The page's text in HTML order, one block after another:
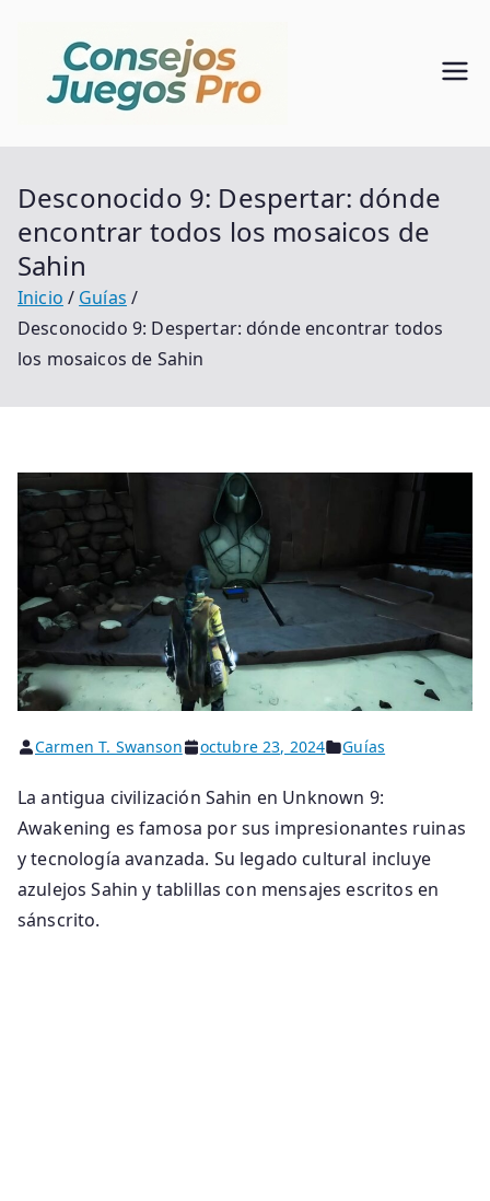
contenido
Consejo
Pro
Alma De Mundo Del
Desconocido 9: Despertar: dónde
encontrar todos los mosaicos de
Sahin
Inicio
Guías
Desconocido 9: Despertar: dónde encontrar todos
los mosaicos de Sahin
Carmen T. Swanson octubre 23, 2024 Guías
La antigua civilización Sahin en Unknown 9:
Awakening es famosa por sus impresionantes ruinas
y tecnología avanzada. Su legado cultural incluye
azulejos Sahin y tablillas con mensajes escritos en
sánscrito.